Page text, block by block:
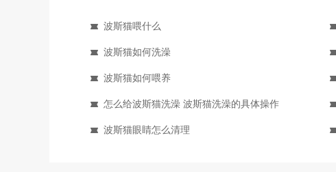
波斯猫喂什么
波斯猫如何洗澡
波斯猫如何喂养
怎么给波斯猫洗澡 波斯猫洗澡的具体操作
波斯猫眼睛怎么清理